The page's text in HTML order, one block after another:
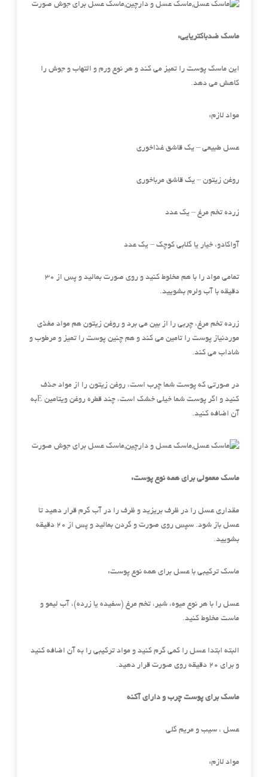
ماسک ضدباکتریایی:
این ماسک پوست را تمیز می کند و هر نوع ورم و التهاب و جوش را
کاهش می دهد.
مواد لازم:
عسل طبیعی – یک قاشق غذاخوری
روغن زیتون – یک قاشق مرباخوری
زرده تخم مرغ – یک عدد
آواکادو، خیار یا گلابی کوچک – یک عدد
تمامی مواد را با هم مخلوط کنید و روی صورت بمالید و پس از ۳۰
دقیقه با آب ولرم بشویید.
زرده تخم مرغ، چربی را از بین می برد و روغن زیتون هم مواد مغذی
موردنیاز پوست را تامین می کند و هم چنین پوست را تمیز و مرطوب و
شاداب می کند.
در صورتی که پوست شما چرب است، روغن زیتون را از مواد حذف
کنید و اگر پوست شما خیلی خشک است، چند قطره روغن ویتامین Eبه
آن اضافه کنید.
ماسک معمولی برای همه نوع پوست:
مقداری عسل را در ظرف بریزید و ظرف را در آب گرم قرار دهید تا
عسل باز شود. سپس روی صورت و گردن بمالید و پس از ۲۰ دقیقه
بشویید.
ماسک ترکیبی با عسل برای همه نوع پوست:
عسل را با هر نوع میوه، شیر، تخم مرغ (سفیده یا زرده)، آب لیمو و
ماست مخلوط کنید.
البته ابتدا عسل را کمی گرم کنید و مواد ترکیبی را به آن اضافه کنید
و برای ۲۰ دقیقه روی صورت قرار دهید.
ماسک برای پوست چرب و دارای آکنه
عسل ، سیب و مریم گلی
مواد لازم: